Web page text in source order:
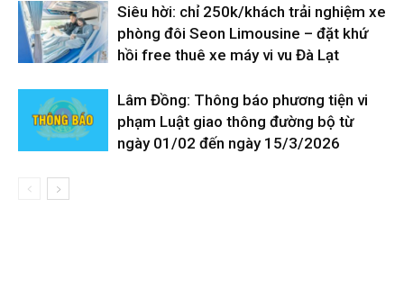
Siêu hời: chỉ 250k/khách trải nghiệm xe
phòng đôi Seon Limousine – đặt khứ
hồi free thuê xe máy vi vu Đà Lạt
Lâm Đồng: Thông báo phương tiện vi
phạm Luật giao thông đường bộ từ
ngày 01/02 đến ngày 15/3/2026